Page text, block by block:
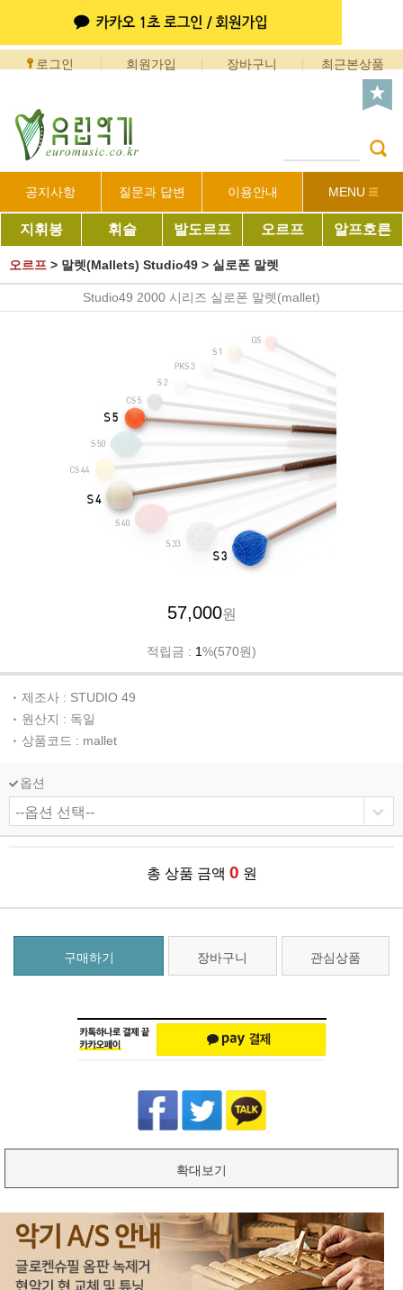
로그인 회원가입 장바구니 최근본상품
공지사항 질문과 답변 이용안내 MENU
지휘봉 휘슬 발도르프 오르프 알프호른
오르프 > 말렛(Mallets) Studio49 > 실로폰 말렛
Studio49 2000 시리즈 실로폰 말렛(mallet)
57,000원
적립금 : 1%(570원)
제조사 : STUDIO 49
원산지 : 독일
상품코드 : mallet
옵션
총 상품 금액 0 원
구매하기 장바구니 관심상품
확대보기